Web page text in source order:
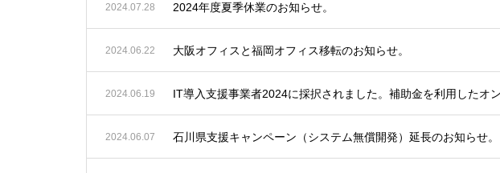
2024.07.28 2024年度夏季休業のお知らせ。
2024.06.22 大阪オフィスと福岡オフィス移転のお知らせ。
2024.06.19 IT導入支援事業者2024に採択されました。補助金を利用したオ
2024.06.07 石川県支援キャンペーン（システム無償開発）延長のお知らせ。